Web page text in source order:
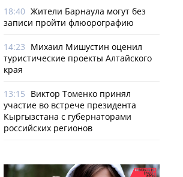
18:40 Жители Барнаула могут без
записи пройти флюорографию
14:23 Михаил Мишустин оценил
туристические проекты Алтайского
края
13:15 Виктор Томенко принял
участие во встрече президента
Кыргызстана с губернаторами
российских регионов